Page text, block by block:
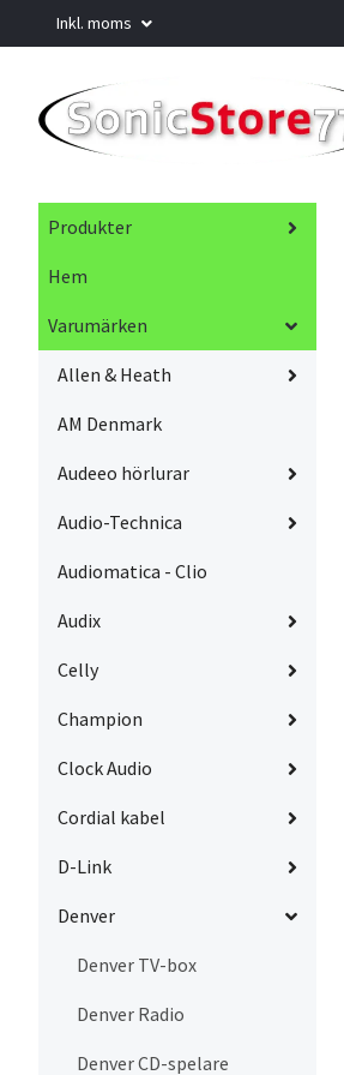
Inkl. moms
Produkter
Hem
Varumärken
Allen & Heath
AM Denmark
Audeeo hörlurar
Audio-Technica
Audiomatica - Clio
Audix
Celly
Champion
Clock Audio
Cordial kabel
D-Link
Denver
Denver TV-box
Denver Radio
Denver CD-spelare